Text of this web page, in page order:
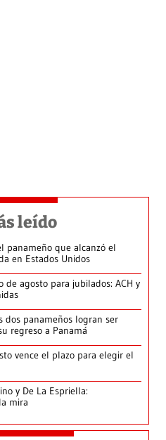
leído
panameño que alcanzó el
en Estados Unidos
de agosto para jubilados: ACH y
dos panameños logran ser
regreso a Panamá
vence el plazo para elegir el
y De La Espriella:
mira